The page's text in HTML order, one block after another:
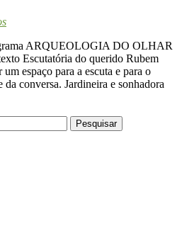
ARQUEOLOGIA DO OLHAR
Escutatória do querido Rubem
espaço para a escuta e para o
conversa. Jardineira e sonhadora